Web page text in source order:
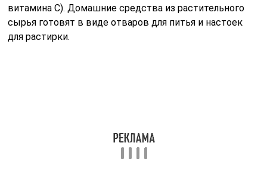
витамина C). Домашние средства из растительного
сырья готовят в виде отваров для питья и настоек
для растирки.